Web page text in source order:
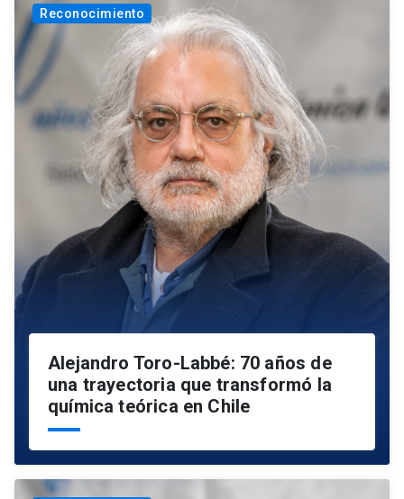
Reconocimiento
Alejandro Toro-Labbé: 70 años de
una trayectoria que transformó la
química teórica en Chile